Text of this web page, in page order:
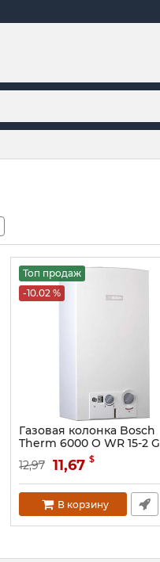
Топ продаж
-10.02 %
Газовая колонка Bosch
Therm 6000 O WR 15-2 G
Артикул: 7703331747
12,97 11,67 $
В корзину